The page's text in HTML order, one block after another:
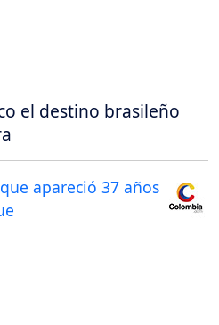
el destino brasileño